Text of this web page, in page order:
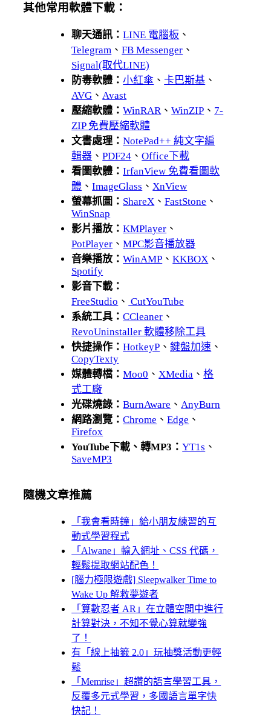
其他常用軟體下載：
聊天通訊：LINE 電腦板 、
Telegram 、FB Messenger 、
Signal(取代LINE)
防毒軟體：小紅傘 、卡巴斯基 、
AVG 、 Avast
壓縮軟體：WinRAR 、WinZIP 、 7-
ZIP 免費壓縮軟體
文書處理：NotePad++ 純文字編
輯器 、PDF24 、Office下載
看圖軟體：IrfanView 免費看圖軟
體 、ImageGlass 、 XnView
螢幕抓圖： ShareX 、FastStone 、
WinSnap
影片播放：KMPlayer 、
PotPlayer 、MPC影音播放器
音樂播放：WinAMP 、KKBOX 、
Spotify
影音下載：
FreeStudio 、 CutYouTube
系統工具：CCleaner 、
RevoUninstaller 軟體移除工具
快捷操作：HotkeyP 、鍵盤加速 、
CopyTexty
媒體轉檔：Moo0 、 XMedia 、格
式工廠
光碟燒錄：BurnAware 、 AnyBurn
網路瀏覽：Chrome 、Edge 、
Firefox
YouTube下載、轉MP3：YT1s 、
SaveMP3
隨機文章推薦
「我會看時鐘」給小朋友練習的互
動式學習程式
「Alwane」輸入網址、CSS 代碼，
輕鬆提取網站配色！
[腦力極限遊戲] Sleepwalker Time to
Wake Up 解救夢遊者
「算數忍者 AR」在立體空間中進行
計算對決，不知不覺心算就變強
了！
有「線上抽籤 2.0」玩抽獎活動更輕
鬆
「Memrise」超讚的語言學習工具，
反覆多元式學習，多國語言單字快
快記！